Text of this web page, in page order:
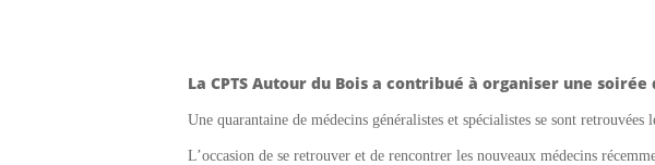
La CPTS Autour du Bois a contribué à organiser une
Une quarantaine de médecins généralistes et spécialistes se sont
L’occasion de se retrouver et de rencontrer les nouveaux médecins